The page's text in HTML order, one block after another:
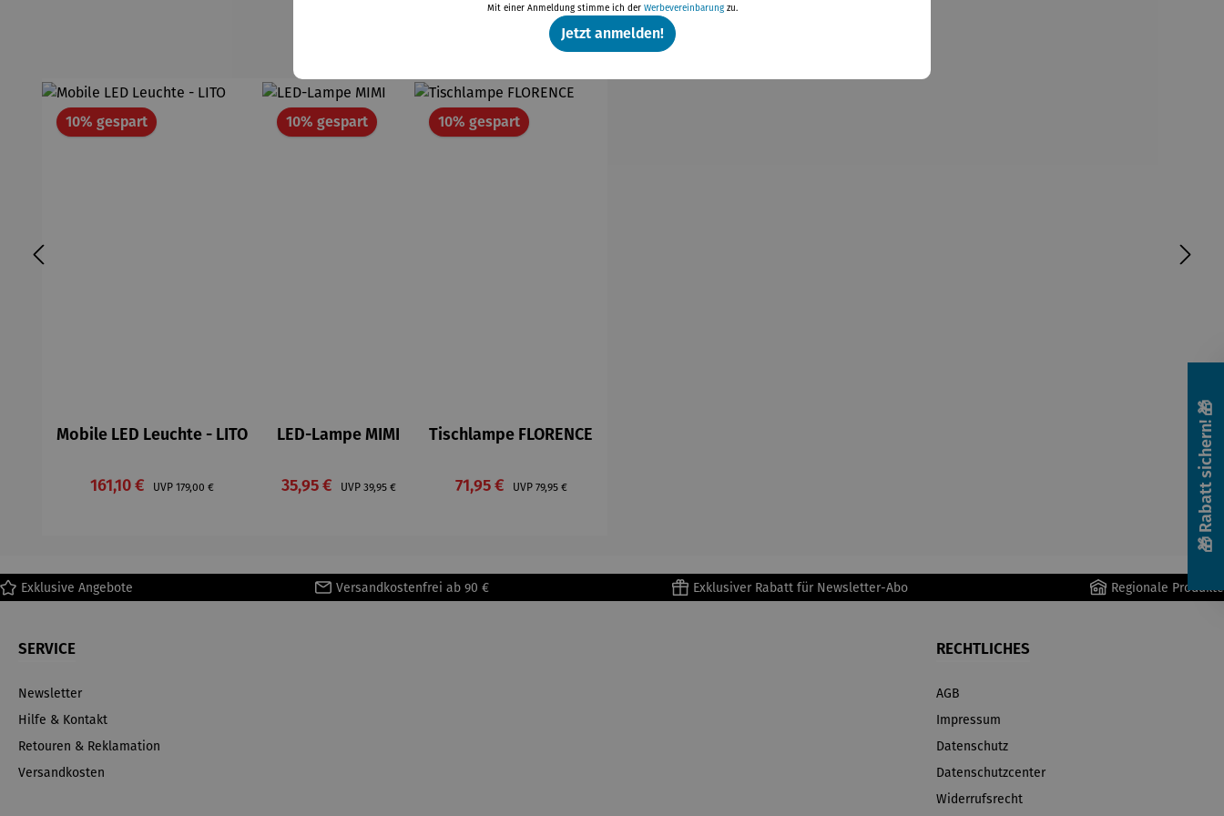
Weitere Produkte
10% gespartRabatt
Mobile LED Leuchte - LITO
Verkaufspreis:
161,10 € UVP Regulärer Preis:
179,00 €
10% gespartRabatt
LED-Lampe MIMI
Verkaufspreis:
35,95 € UVP Regulärer Preis:
39,95 €
10% gespartRabatt
Tischlampe FLORENCE
Verkaufspreis:
71,95 € UVP Regulärer Preis:
79,95 €
Exklusive Angebote Versandkostenfrei ab 90 € Exklusiver Rabatt für Newsletter-Abo Regionale Produkte
SERVICE
Newsletter
Hilfe & Kontakt
Retouren & Reklamation
Versandkosten
RECHTLICHES
AGB
Impressum
Datenschutz
Datenschutzcenter
Widerrufsrecht
🎁 Rabatt sichern! 🎁
Mit einer Anmeldung stimme ich der Werbevereinbarungzu.
Jetzt anmelden!